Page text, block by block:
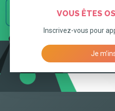
VOUS ÊTES
Inscrivez-vous pour
Je